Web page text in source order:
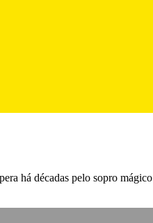
há décadas pelo sopro